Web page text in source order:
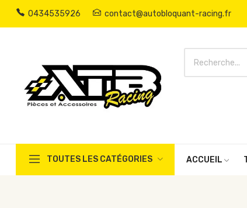
0434535926 contact@autobloquant-racing.fr
TOUTES LES CATÉGORIES ACCUEIL